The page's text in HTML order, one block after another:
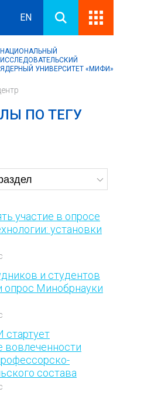
EN
НАЦИОНАЛЬНЫЙ
ИССЛЕДОВАТЕЛЬСКИЙ
ЯДЕРНЫЙ УНИВЕРСИТЕТ «МИФИ»
ПО ТЕГУ
участие в опросе
установки
и студентов
Минобрнауки
вовлеченности
состава